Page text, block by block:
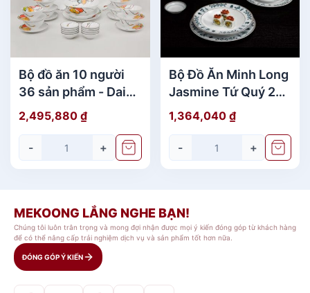
và an toàn tuyệt đối chosức khỏe
Thiết kế bình trà và tách trà tối ưu,
giữ nhiệt tốt, giúp người dùng cảm
nhận trọn vẹn sự tinh túy của từng
Tính ứng dụng cao:Dễ dàng kết hợp
điểm nhấn cho không gian bếp hoặc
trở thành mónquà tặng ý nghĩa, tinh
tế.
Bộ đồ ăn 10 người
36 sản phẩm - Daisy
- Bóng Bay
2,495,880 ₫
- +
Bộ Đồ Ăn Minh Long
Jasmine Tứ Quý 22
Sản Phẩm Cao Cấp
1,364,040 ₫
- +
MEKOONG LẮNG NGHE BẠN!
Chúng tôi luôn trân trọng và mong đợi nhận được mọi ý kiến đóng góp từ khách hàng
để có thể nâng cấp trải nghiệm dịch vụ và sản phẩm tốt hơn nữa.
ĐÓNG GÓP Ý KIẾN